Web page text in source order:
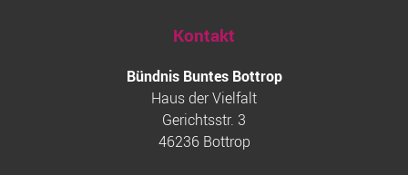
Kontakt
Bündnis Buntes Bottrop
Haus der Vielfalt
Gerichtsstr. 3
46236 Bottrop